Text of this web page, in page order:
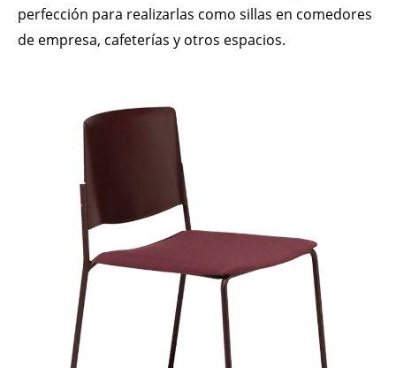
perfección para realizarlas como sillas en comedores
de empresa, cafeterías y otros espacios.